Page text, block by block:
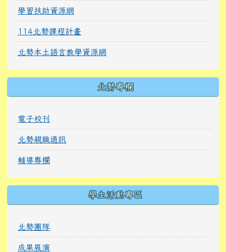
學習扶助資源網
114北勢課程計畫
北勢本土語言教學資源網
北勢專欄
電子校刊
北勢親職通訊
輔導專欄
學生活動專區
北勢團隊
成果展演